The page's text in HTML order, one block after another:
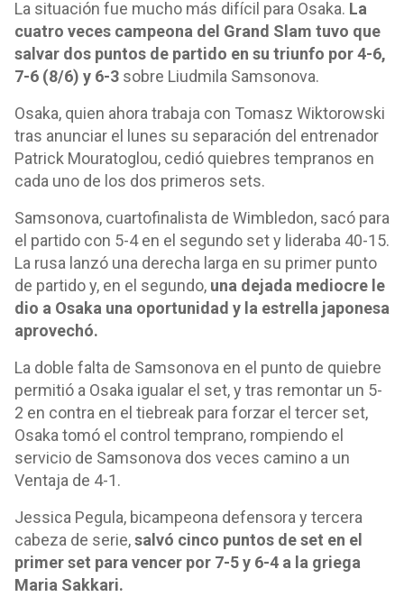
La situación fue mucho más difícil para Osaka. La
cuatro veces campeona del Grand Slam tuvo que
salvar dos puntos de partido en su triunfo por 4-6,
7-6 (8/6) y 6-3 sobre Liudmila Samsonova.
Osaka, quien ahora trabaja con Tomasz Wiktorowski
tras anunciar el lunes su separación del entrenador
Patrick Mouratoglou, cedió quiebres tempranos en
cada uno de los dos primeros sets.
Samsonova, cuartofinalista de Wimbledon, sacó para
el partido con 5-4 en el segundo set y lideraba 40-15.
La rusa lanzó una derecha larga en su primer punto
de partido y, en el segundo, una dejada mediocre le
dio a Osaka una oportunidad y la estrella japonesa
aprovechó.
La doble falta de Samsonova en el punto de quiebre
permitió a Osaka igualar el set, y tras remontar un 5-
2 en contra en el tiebreak para forzar el tercer set,
Osaka tomó el control temprano, rompiendo el
servicio de Samsonova dos veces camino a un
Ventaja de 4-1.
Jessica Pegula, bicampeona defensora y tercera
cabeza de serie,salvó cinco puntos de set en el
primer set para vencer por 7-5 y 6-4 a la griega
Maria Sakkari.